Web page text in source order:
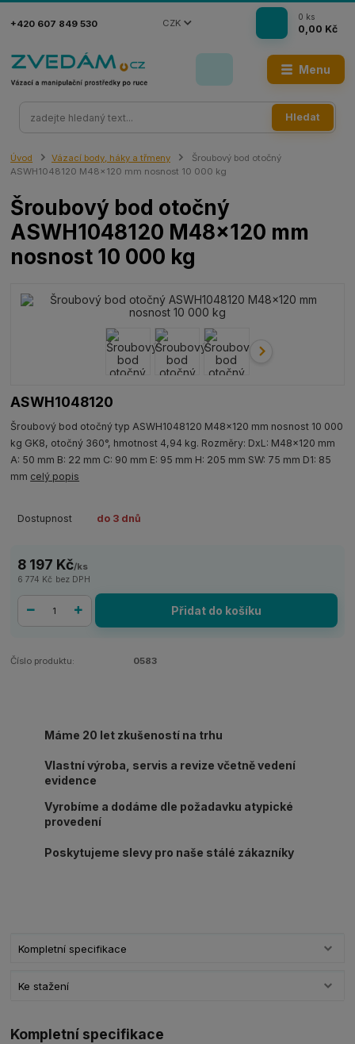
Menu
CZK
Hledat
+420 607 849 530
0 ks
0,00 Kč
Úvod Vázací body, háky a třmeny
Šroubový bod otočný
ASWH1048120 M48x120 mm nosnost 10 000 kg
Šroubový bod otočný
ASWH1048120 M48x120 mm
nosnost 10 000 kg
ASWH1048120
Šroubový bod otočný typ ASWH1048120 M48x120 mm nosnost 10 000
kg GK8, otočný 360°, hmotnost 4,94 kg. Rozměry: DxL: M48x120 mm
A: 50 mm B: 22 mm C: 90 mm E: 95 mm H: 205 mm SW: 75 mm D1: 85
mm celý popis
Dostupnost do 3 dnů
8 197 Kč/ks
6 774 Kč bez DPH
Přidat do košíku
Číslo produktu: 0583
Máme 20 let zkušeností na trhu
Vlastní výroba, servis a revize včetně vedení
evidence
Vyrobíme a dodáme dle požadavku atypické
provedení
Poskytujeme slevy pro naše stálé zákazníky
Kompletní specifikace
Ke stažení
Kompletní specifikace